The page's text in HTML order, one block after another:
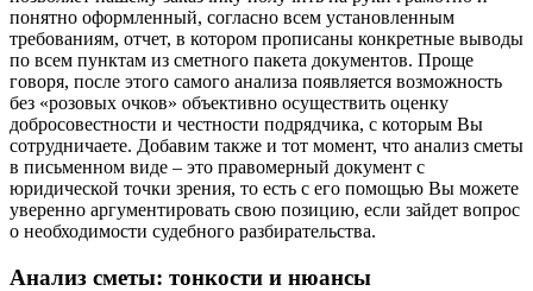
понятно оформленный, согласно всем установленным
требованиям, отчет, в котором прописаны конкретные выводы
по всем пунктам из сметного пакета документов. Проще
говоря, после этого самого анализа появляется возможность
без «розовых очков» объективно осуществить оценку
добросовестности и честности подрядчика, с которым Вы
сотрудничаете. Добавим также и тот момент, что анализ сметы
в письменном виде – это правомерный документ с
юридической точки зрения, то есть с его помощью Вы можете
уверенно аргументировать свою позицию, если зайдет вопрос
о необходимости судебного разбирательства.
Анализ сметы: тонкости и нюансы